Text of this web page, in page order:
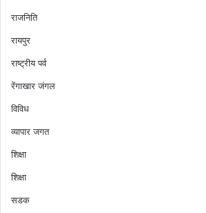
राजनिति
रायपुर
राष्ट्रीय पर्व
रेंगाखार जंगल
विविध
व्यापार जगत
शिक्षा
शिक्षा
सडक